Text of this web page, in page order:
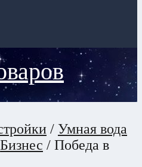
/ Умная вода
Бизнес / Победа в